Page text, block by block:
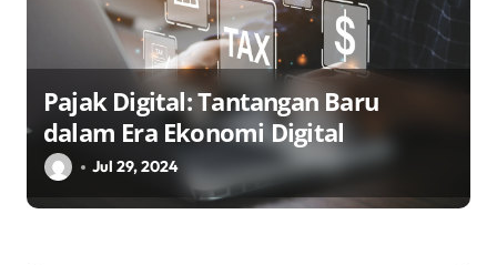
Pajak Digital: Tantangan Baru
dalam Era Ekonomi Digital
Jul 29, 2024